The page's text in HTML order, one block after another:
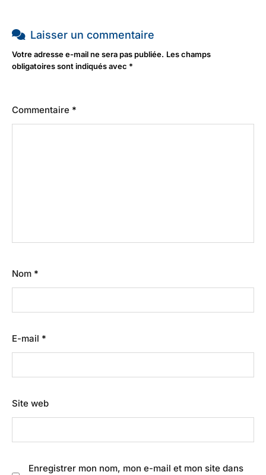
Laisser un commentaire
Votre adresse e-mail ne sera pas publiée. Les champs
obligatoires sont indiqués avec *
Commentaire *
Nom *
E-mail *
Site web
Enregistrer mon nom, mon e-mail et mon site dans